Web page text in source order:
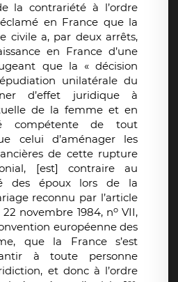
la contrariété à l’ordre
en France que la
civile a, par deux arrêts,
en France d’une
que la « décision
unilatérale du
d’effet juridique à
de la femme et en
compétente de tout
celui d’aménager les
de cette rupture
[est] contraire au
des époux lors de la
reconnu par l’article
novembre 1984, noVII,
européenne des
que la France s’est
à toute personne
et donc à l’ordre